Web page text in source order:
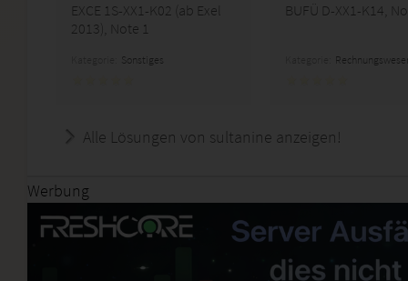
EXCE 1S-XX1-K02 (ab Exel
2013), Note 1
Sonstiges
BUFÜ D-XX1-K14,
Alle Lösungen von sultanine anzeigen!
Werbung